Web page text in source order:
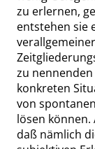
zu erlernen,
entstehen sie
zu
konkreten
von
lösen können.
daß nämlich